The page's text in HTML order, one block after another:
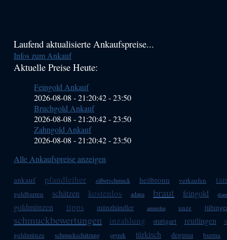
Haupt-
Sidebar
Laufend aktualisierte Ankaufspreise...
Infos zum Ankauf
Aktuelle Preise Heute:
Feingold Ankauf
2026-08-08 - 21:20:42-23:50
Bruchgold Ankauf
2026-08-08 - 21:20:42-23:50
Zahngold Ankauf
2026-08-08 - 21:20:42-23:50
Alle Ankaufspreise anzeigen
ankauf pfandleiher silberschmuck heilbronn verkaufen
goldbarren schätzen kostenlos adana braut feingold
goldmünzen tipps münzhändler armreifen unze
schmuckbewertungen inzahlung stuttgart reutlingen
goldmünze schmuckschätzung çeyrek türkisch degussa burma